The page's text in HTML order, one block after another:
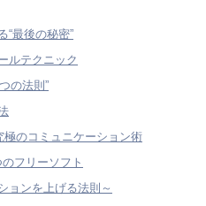
“最後の秘密”
ルテクニック
の法則”
のコミュニケーション術
フリーソフト
ョンを上げる法則～